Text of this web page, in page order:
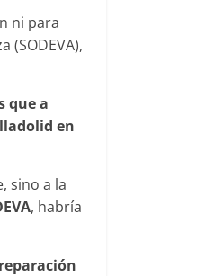
ni para
que a
en
sino a la
, habría